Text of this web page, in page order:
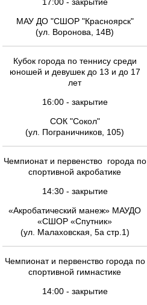
МАУ ДО "СШОР "Красноярск"
(ул. Воронова, 14В)
Кубок города по теннису среди
юношей и девушек до 13 и до 17
лет
16:00 - закрытие
СОК "Сокол"
(ул. Пограничников, 105)
Чемпионат и первенство города по
спортивной акробатике
14:30 - закрытие
«Акробатический манеж» МАУДО
«СШОР «Спутник»
(ул. Малаховская, 5а стр.1)
Чемпионат и первенство города по
спортивной гимнастике
14:00 - закрытие